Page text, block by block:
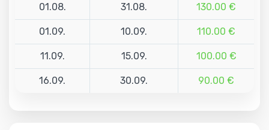
01.08. 31.08. 130.00 €
01.09. 10.09. 110.00 €
11.09. 15.09. 100.00 €
16.09. 30.09. 90.00 €